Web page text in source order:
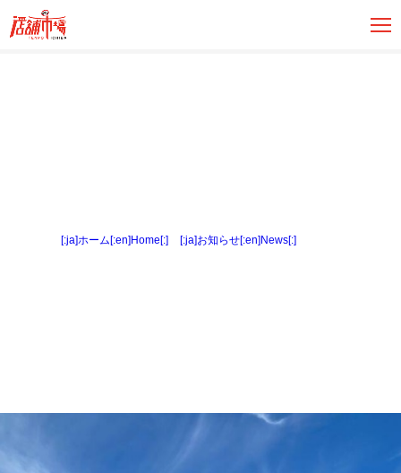
[:ja]ホーム[:en]Home[:] [:ja]お知らせ[:en]News[:]